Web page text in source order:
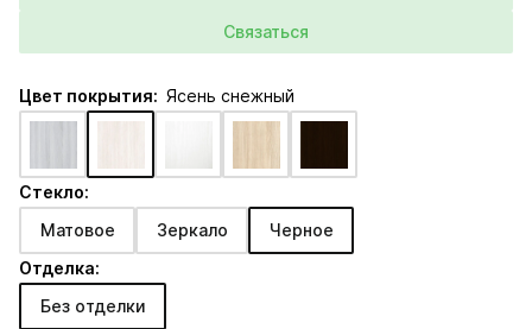
Связаться
Цвет покрытия: Ясень снежный
Стекло:
Матовое
Зеркало
Черное
Отделка:
Без отделки